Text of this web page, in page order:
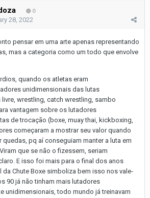
0
28, 2022
pensar em uma arte apenas representando
mas a categoria como um todo que envolve
quando os atletas eram
unidimensionais das lutas
livre, wrestling, catch wrestling, sambo
vantagem sobre os lutadores
de trocação (boxe, muay thai, kickboxing,
começaram a mostrar seu valor quando
quedas, pq aí conseguiam manter a luta em
que se não o fizessem, seriam
E isso foi mais para o final dos anos
da Chute Boxe simboliza bem isso nos vale-
90 já não tinham mais lutadores
unidimensionais, todo mundo já treinavam